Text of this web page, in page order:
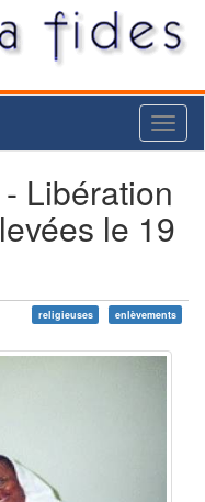
Libération
le 19
religieuses enlèvements